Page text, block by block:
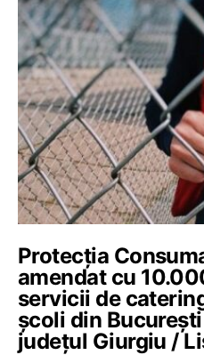
Protecţia
amendat cu
servicii de
şcoli din
județul Giurgiu /